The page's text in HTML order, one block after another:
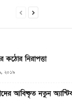
কঠোর নিরাপত্তা
২০১৯
আবিষ্কৃত নতুন